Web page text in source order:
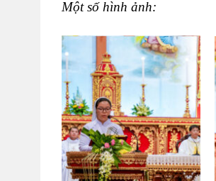
Một số hình ảnh: